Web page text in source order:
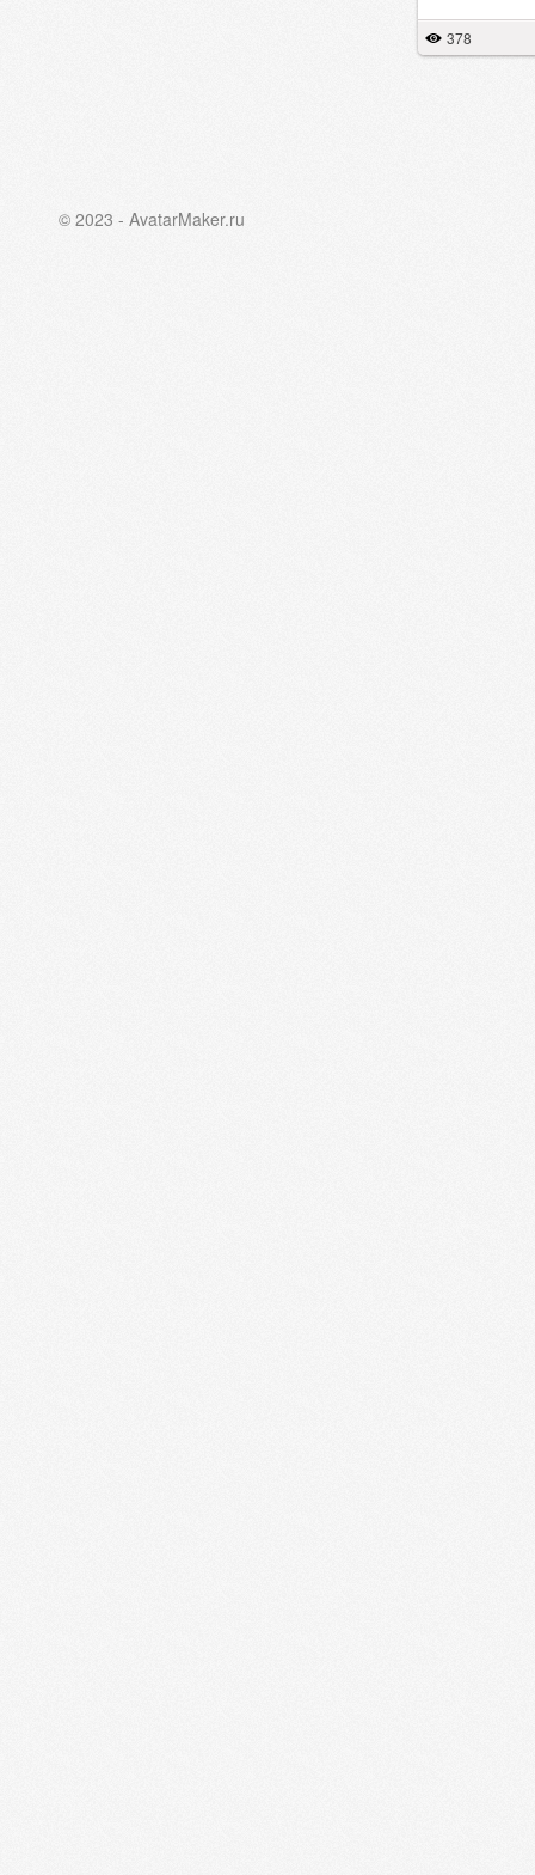
378
© 2023 - AvatarMaker.ru